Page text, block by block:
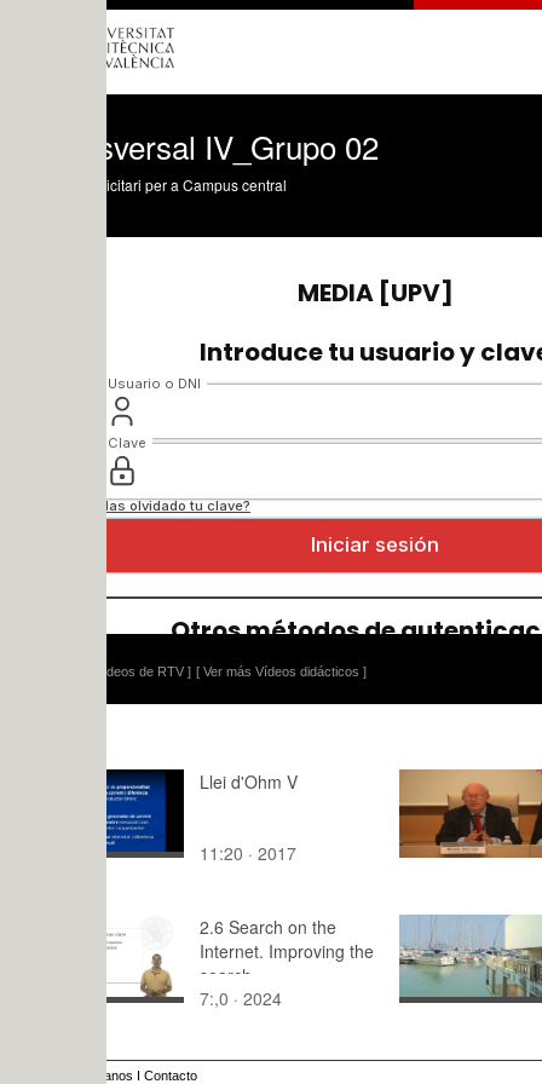
IV_Grupo 02
per a Campus central
[ Ver más Vídeos didácticos ]
Llei d'Ohm V
11:20 · 2017
1/9
15:,0 ·
2.6 Search on the
Internet. Improving the
search
7:,0 · 2024
Roberto
the dock
0:14 · 2015